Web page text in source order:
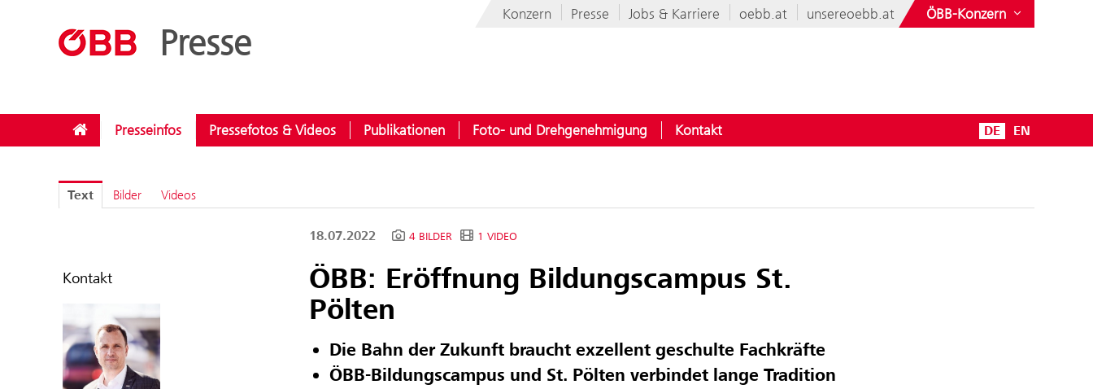
Presse
Konzern Presse Jobs & Karriere oebb.at unsereoebb.at ÖBB-Konzern
Presseinfos Pressefotos & Videos Publikationen Foto- und Drehgenehmigung Kontakt DE EN
Text Bilder Videos
Kontakt
18.07.2022 4 BILDER 1 VIDEO
ÖBB: Eröffnung Bildungscampus St.
Pölten
Die Bahn der Zukunft braucht exzellent geschulte Fachkräfte
ÖBB-Bildungscampus und St. Pölten verbindet lange Tradition